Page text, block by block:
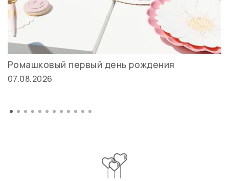
Ромашковый первый день рождения
07.08.2026